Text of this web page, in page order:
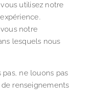
utilisez notre
notre
lesquels nous
pas, ne louons pas
renseignements